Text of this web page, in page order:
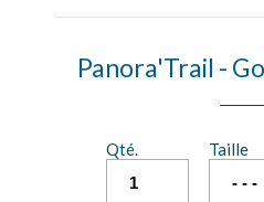
Panora'Trail -
Qté. Taille